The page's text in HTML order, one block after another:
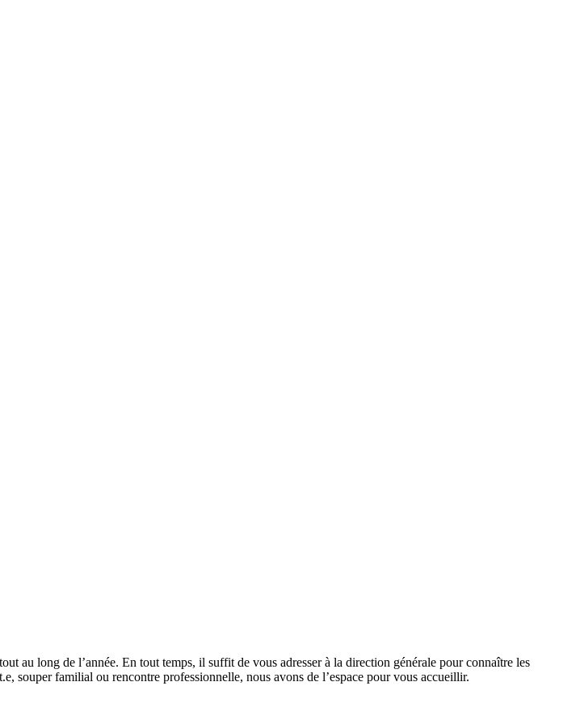
au long de l’année. En tout temps, il suffit de vous adresser à la direction générale pour connaître les
souper familial ou rencontre professionnelle, nous avons de l’espace pour vous accueillir.